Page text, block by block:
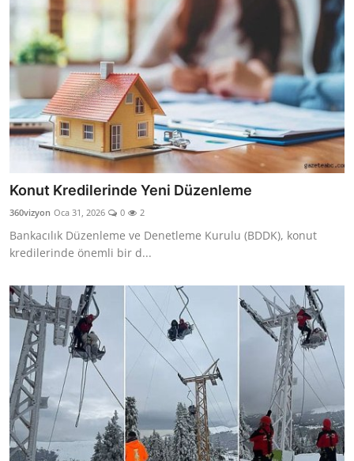
Konut Kredilerinde Yeni Düzenleme
360vizyon Oca 31, 2026 0 2
Bankacılık Düzenleme ve Denetleme Kurulu (BDDK), konut
kredilerinde önemli bir d...